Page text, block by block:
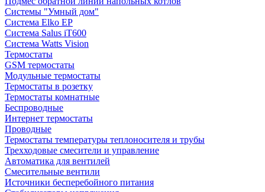
Системы "Умный дом"
Система Elko EP
Система Salus iT600
Система Watts Vision
Термостаты
GSM термостаты
Модульные термостаты
Термостаты в розетку
Термостаты комнатные
Беспроводные
Интернет термостаты
Проводные
Термостаты температуры теплоносителя и трубы
Трехходовые смесители и управление
Автоматика для вентилей
Смесительные вентили
Источники бесперебойного питания